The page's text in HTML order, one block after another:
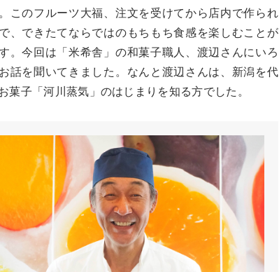
このフルーツ大福、注文を受けてから店内で作られ
、できたてならではのもちもち食感を楽しむことが
。今回は「米希舎」の和菓子職人、渡辺さんにいろ
話を聞いてきました。なんと渡辺さんは、新潟を代
菓子「河川蒸気」のはじまりを知る方でした。